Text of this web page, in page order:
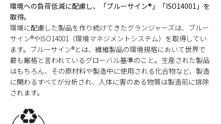
環境への負荷低減に配慮し、「ブルーサイン®」「ISO14001」を
取得。
環境に配慮した製品を作り続けてきたグランジャーズは、ブルー
サイン®やISO14001（環境マネジメントシステム）を取得してい
ます。ブルーサイン®とは、繊維製品の環境規格において世界で
最も厳格と言われているグローバル基準のこと。生産された製品
はもちろん、その原材料や製造中に使用される化合物など、製造
に関わるすべてが分析され、人体に害のある物質は製造前に排除
されます。